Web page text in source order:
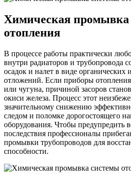
Химическая
отопления
В процессе работы практически
внутри радиаторов и трубопровода
осадок и налет в виде органических
отложений. Если приборы отопления
или чугуна, причиной засоров
окиси железа. Процесс этот
значительному снижению
следом и поломке дорогостоящего
оборудования. Чтобы предупредить
последствия профессионалы
промывки трубопроводов для
способности.